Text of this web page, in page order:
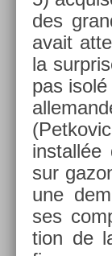
des
avait
la
pas
sur
une
ses
tion de